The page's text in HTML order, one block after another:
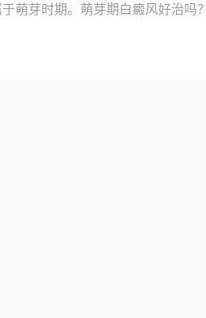
萌芽时期。萌芽期白癜风好治吗